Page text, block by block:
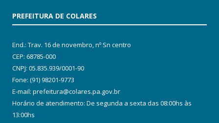
PREFEITURA DE COLARES
End.: Trav. 16 de novembro, nº Sn centro
CEP: 68785-000
CNPJ: 05.835.939/0001-90
Fone: (91) 98201-9773
E-mail: prefeitura@colares.pa.gov.br
Horário de atendimento: De segunda a sexta das 08:00hs às
13:00hs